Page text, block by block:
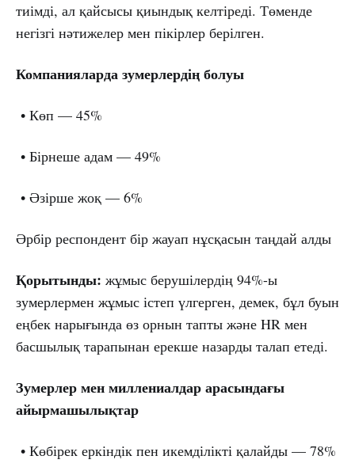
тиімді, ал қайсысы қиындық келтіреді. Төменде
негізгі нәтижелер мен пікірлер берілген.
Компанияларда зумерлердің болуы
• Көп — 45%
• Бірнеше адам — 49%
• Әзірше жоқ — 6%
Әрбір респондент бір жауап нұсқасын таңдай алды
Қорытынды: жұмыс берушілердің 94%-ы
зумерлермен жұмыс істеп үлгерген, демек, бұл буын
еңбек нарығында өз орнын тапты және HR мен
басшылық тарапынан ерекше назарды талап етеді.
Зумерлер мен миллениалдар арасындағы
айырмашылықтар
• Көбірек еркіндік пен икемділікті қалайды — 78%